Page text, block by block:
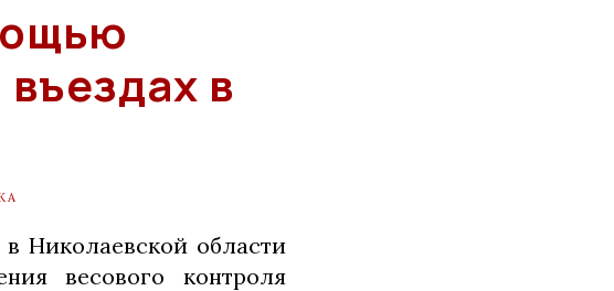
в
в Николаевской области
весового контроля